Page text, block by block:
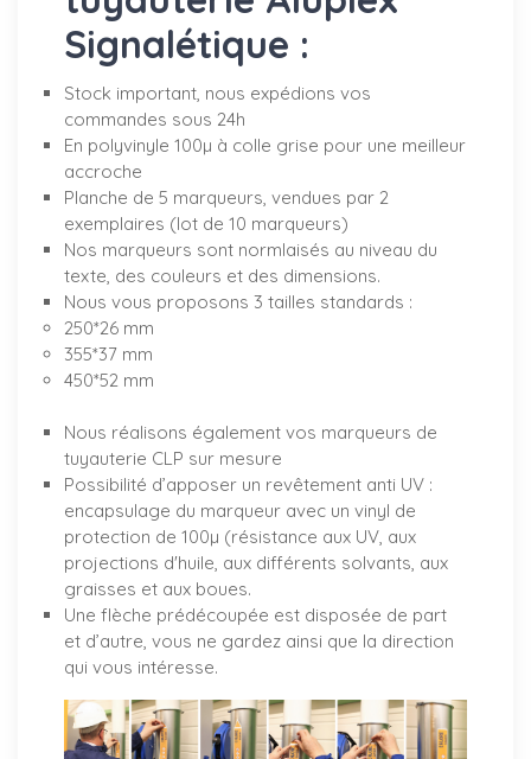
Signalétique :
Stock important, nous expédions vos
commandes sous 24h
En polyvinyle 100µ à colle grise pour une meilleur
accroche
Planche de 5 marqueurs, vendues par 2
exemplaires (lot de 10 marqueurs)
Nos marqueurs sont normlaisés au niveau du
texte, des couleurs et des dimensions.
Nous vous proposons 3 tailles standards :
250*26 mm
355*37 mm
450*52 mm
Nous réalisons également vos marqueurs de
tuyauterie CLP sur mesure
Possibilité d’apposer un revêtement anti UV :
encapsulage du marqueur avec un vinyl de
protection de 100µ (résistance aux UV, aux
projections d'huile, aux différents solvants, aux
graisses et aux boues.
Une flèche prédécoupée est disposée de part
et d’autre, vous ne gardez ainsi que la direction
qui vous intéresse.